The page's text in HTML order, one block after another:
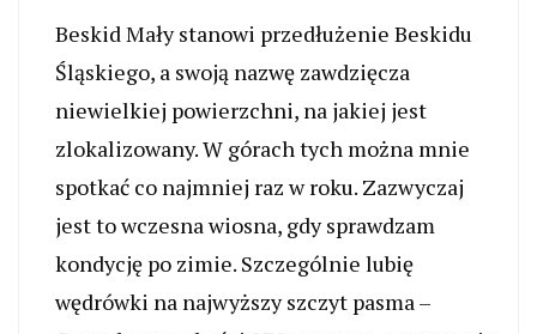
Beskid Mały stanowi przedłużenie Beskidu
Śląskiego, a swoją nazwę zawdzięcza
niewielkiej powierzchni, na jakiej jest
zlokalizowany. W górach tych można mnie
spotkać co najmniej raz w roku. Zazwyczaj
jest to wczesna wiosna, gdy sprawdzam
kondycję po zimie. Szczególnie lubię
wędrówki na najwyższy szczyt pasma –